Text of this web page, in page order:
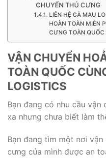
CHUYỂN THÚ CƯNG
LIÊN HỆ CÀ MAU
HOÀN TOÀN MIỄN
CƯNG TOÀN QUỐC
VẬN CHUYỂN
TOÀN QUỐC
LOGISTICS
Bạn đang có nhu cầu
xa nhưng chưa biết làm
Bạn đang tìm một nơi
cưng của mình được an